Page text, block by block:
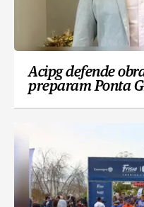
Acipg defende
preparam Ponta